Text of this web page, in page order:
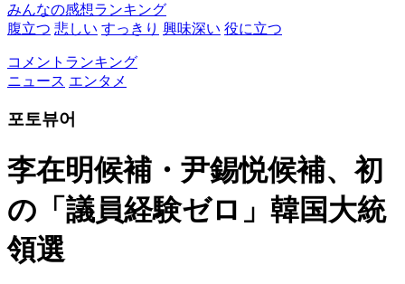
みんなの感想ランキング
腹立つ 悲しい すっきり 興味深い 役に立つ
コメントランキング
ニュース エンタメ
포토뷰어
李在明候補・尹錫悦候補、初
の「議員経験ゼロ」韓国大統
領選